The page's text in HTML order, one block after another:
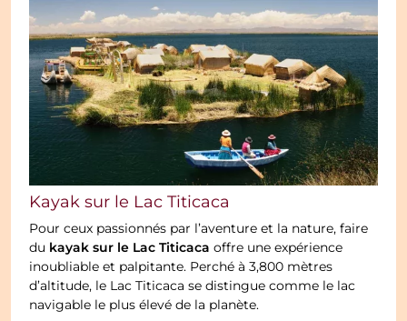
Kayak sur le Lac Titicaca
Pour ceux passionnés par l’aventure et la nature, faire
du kayak sur le Lac Titicaca offre une expérience
inoubliable et palpitante. Perché à 3,800 mètres
d’altitude, le Lac Titicaca se distingue comme le lac
navigable le plus élevé de la planète.